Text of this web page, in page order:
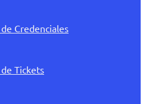
Credenciales
Tickets